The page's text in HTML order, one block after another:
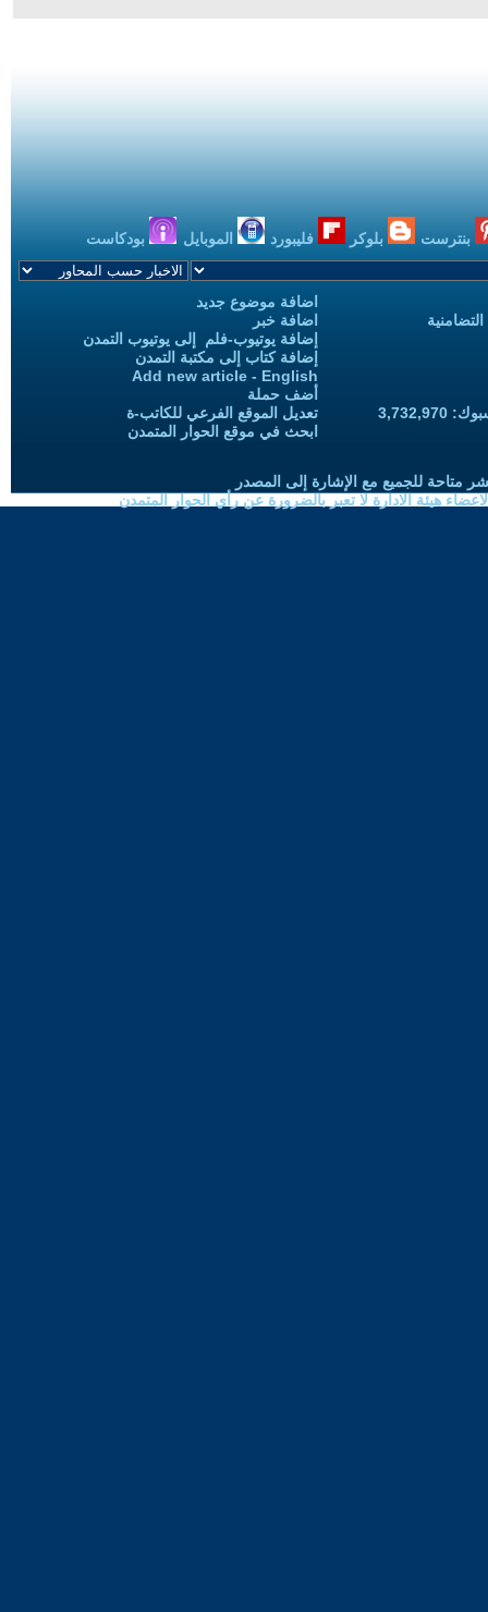
بنترست بلوكر فليبورد الموبايل بودكاست
اضافة موضوع جديد
اضافة خبر
إضافة يوتيوب-فلم إلى يوتيوب التمدن
إضافة كتاب إلى مكتبة التمدن
Add new article - English
أضف حملة
تعديل الموقع الفرعي للكاتب-ة
ابحث في موقع الحوار المتمدن
متاحة للجميع مع الإشارة إلى المصدر
هيئة الادارة لا تعبر بالضرورة عن رأي الحوار المتمدن